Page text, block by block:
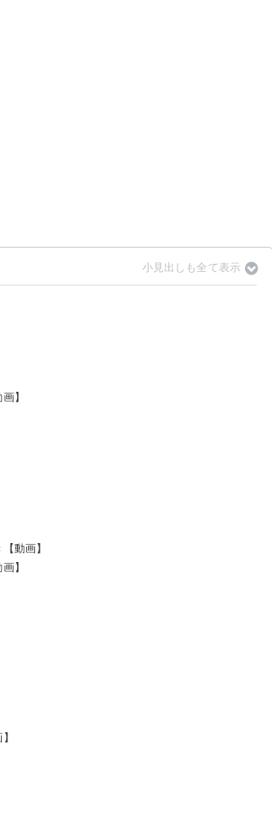
】
動画】
】